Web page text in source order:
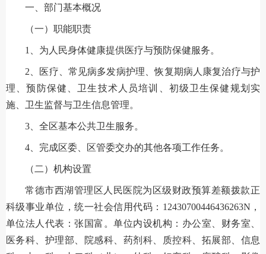
一、部门基本概况
（一）职能职责
1、为人民身体健康提供医疗与预防保健服务。
2、医疗、常见病多发病护理、恢复期病人康复治疗与护
理、预防保健、卫生技术人员培训、初级卫生保健规划实
施、卫生监督与卫生信息管理。
3、全区基本公共卫生服务。
4、完成区委、区管委交办的其他各项工作任务。
（二）机构设置
常德市西湖管理区人民医院为区级财政预算差额拨款正
科级事业单位，统一社会信用代码：12430700446436263N，
单位法人代表：张国富。单位内设机构：办公室、财务室、
医务科、护理部、院感科、药剂科、质控科、拓展部、信息